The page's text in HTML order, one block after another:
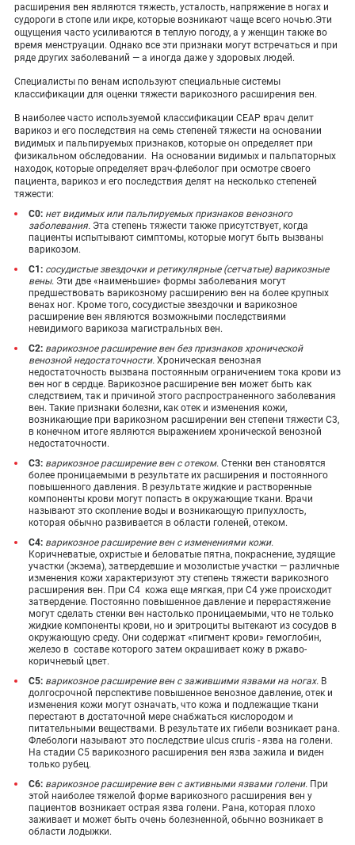
расширения вен являются тяжесть, усталость, напряжение в ногах и
судороги в стопе или икре, которые возникают чаще всего ночью.Эти
ощущения часто усиливаются в теплую погоду, а у женщин также во
время менструации. Однако все эти признаки могут встречаться и при
ряде других заболеваний — а иногда даже у здоровых людей.
Специалисты по венам используют специальные системы
классификации для оценки тяжести варикозного расширения вен.
В наиболее часто используемой классификации CEAP врач делит
варикоз и его последствия на семь степеней тяжести на основании
видимых и пальпируемых признаков, которые он определяет при
физикальном обследовании. На основании видимых и пальпаторных
находок, которые определяет врач-флеболог при осмотре своего
пациента, варикоз и его последствия делят на несколько степеней
тяжести:
C0: нет видимых или пальпируемых признаков венозного
заболевания. Эта степень тяжести также присутствует, когда
пациенты испытывают симптомы, которые могут быть вызваны
варикозом.
C1: сосудистые звездочки и ретикулярные (сетчатые) варикозные
вены. Эти две «наименьшие» формы заболевания могут
предшествовать варикозному расширению вен на более крупных
венах ног. Кроме того, сосудистые звездочки и варикозное
расширение вен являются возможными последствиями
невидимого варикоза магистральных вен.
C2: варикозное расширение вен без признаков хронической
венозной недостаточности. Хроническая венозная
недостаточность вызвана постоянным ограничением тока крови из
вен ног в сердце. Варикозное расширение вен может быть как
следствием, так и причиной этого распространенного заболевания
вен. Такие признаки болезни, как отек и изменения кожи,
возникающие при варикозном расширении вен степени тяжести С3,
в конечном итоге являются выражением хронической венозной
недостаточности.
C3: варикозное расширение вен с отеком. Стенки вен становятся
более проницаемыми в результате их расширения и постоянного
повышенного давления. В результате жидкие и растворенные
компоненты крови могут попасть в окружающие ткани. Врачи
называют это скопление воды и возникающую припухлость,
которая обычно развивается в области голеней, отеком.
C4: варикозное расширение вен с изменениями кожи.
Коричневатые, охристые и беловатые пятна, покраснение, зудящие
участки (экзема), затвердевшие и мозолистые участки — различные
изменения кожи характеризуют эту степень тяжести варикозного
расширения вен. При С4 кожа еще мягкая, при С4 уже происходит
затвердение. Постоянно повышенное давление и перерастяжение
могут сделать стенки вен настолько проницаемыми, что не только
жидкие компоненты крови, но и эритроциты вытекают из сосудов в
окружающую среду. Они содержат «пигмент крови» гемоглобин,
железо в составе которого затем окрашивает кожу в ржаво-
коричневый цвет.
C5: варикозное расширение вен с зажившими язвами на ногах. В
долгосрочной перспективе повышенное венозное давление, отек и
изменения кожи могут означать, что кожа и подлежащие ткани
перестают в достаточной мере снабжаться кислородом и
питательными веществами. В результате их гибели возникает рана.
Флебологи называют это последствие ulcus cruris - язва на голени.
На стадии С5 варикозного расширения вен язва зажила и виден
только рубец.
C6: варикозное расширение вен с активными язвами голени. При
этой наиболее тяжелой форме варикозного расширения вен у
пациентов возникает острая язва голени. Рана, которая плохо
заживает и может быть очень болезненной, обычно возникает в
области лодыжки.